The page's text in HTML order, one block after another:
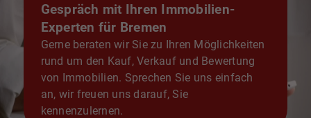
Gespräch mit Ihren Immobilien-
Experten für Bremen
Gerne beraten wir Sie zu Ihren Möglichkeiten
rund um den Kauf, Verkauf und Bewertung
von Immobilien. Sprechen Sie uns einfach
an, wir freuen uns darauf, Sie
kennenzulernen.